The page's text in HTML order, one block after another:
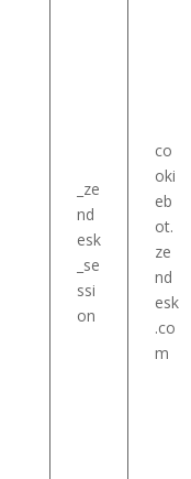
_ze
nd
esk
_se
ssi
on
co
oki
eb
ot.
ze
nd
esk
.co
m